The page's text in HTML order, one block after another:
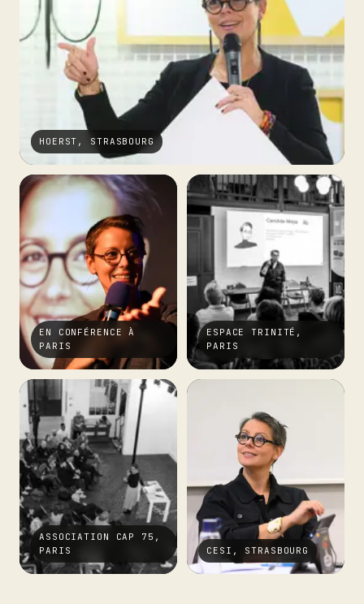
HOERST, STRASBOURG
EN CONFÉRENCE À
PARIS
ESPACE TRINITÉ,
PARIS
ASSOCIATION CAP 75,
PARIS
CESI, STRASBOURG